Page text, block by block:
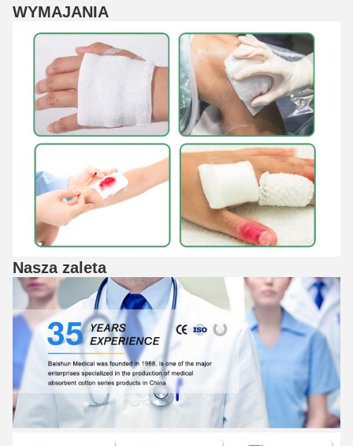
WYMAJANIA
Nasza zaleta